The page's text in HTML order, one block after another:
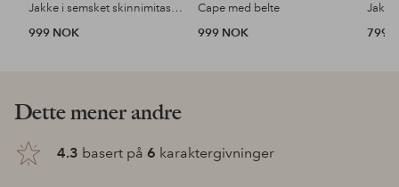
Jakke i semsket skinnimitasjon
999 NOK
Cape med belte
999 NOK
799
Dette mener andre
4.3 basert på 6 karaktergivninger